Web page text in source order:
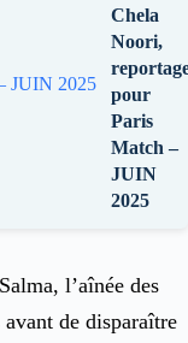
Chela
Noori,
pour
Paris
Match –
JUIN
2025
l’aînée des
de disparaître